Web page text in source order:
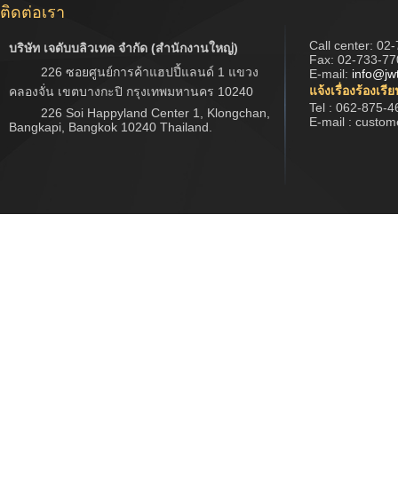
ติดต่อเรา
บริษัท เจดับบลิวเทค จำกัด (สำนักงานใหญ่)
226 ซอยศูนย์การค้าแฮปปี้แลนด์ 1 แขวง
คลองจั่น เขตบางกะปิ กรุงเทพมหานคร 10240
226 Soi Happyland Center 1, Klongchan,
Bangkapi, Bangkok 10240 Thailand.
Call center: 02-
Fax: 02-733-
E-mail:
แจ้งเรื่องร้องเรี
Tel : 062-875-
E-mail :